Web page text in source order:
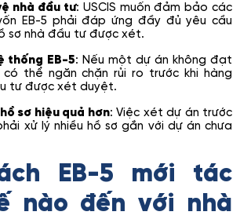
nhà đầu tư: USCIS muốn đảm bảo các
EB-5 phải đáp ứng đầy đủ yêu cầu
sơ nhà đầu tư được xét.
thống EB-5: Nếu một dự án không đạt
có thể ngăn chặn rủi ro trước khi hàng
tư được xét duyệt.
sơ hiệu quả hơn: Việc xét dự án trước
xử lý nhiều hồ sơ gắn với dự án chưa
EB-5 mới tác
nào đến với nhà